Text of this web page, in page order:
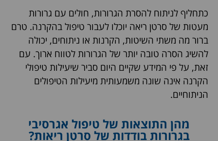
כתחליף לניתוח להסרת הגרורות, חולים עם גרורות
מעטות של סרטן ריאה יוכלו לעבור טיפול בהקרנה. טרם
ברור מה משתי השיטות, הקרנות או ניתוחים, יכולה
להשיג הסרה טובה יותר של הגרורות לטווח ארוך. עם
זאת, על פי המידע שקיים היום סביר שיעילות טיפולי
הקרנה אינה שונה משמעותית מיעילות הטיפולים
הניתוחיים.
מהן התוצאות של טיפול אגרסיבי
בגרורות בודדות של סרטן ריאות?